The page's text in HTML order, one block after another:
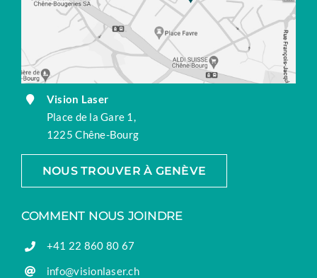
Vision Laser
Place de la Gare 1,
1225 Chêne-Bourg
NOUS TROUVER À GENÈVE
COMMENT NOUS JOINDRE
+41 22 860 80 67
info@visionlaser.ch